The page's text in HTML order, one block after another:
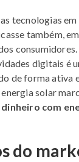
tecnologias
também,
digitais é
de forma ativa
solar
com
do